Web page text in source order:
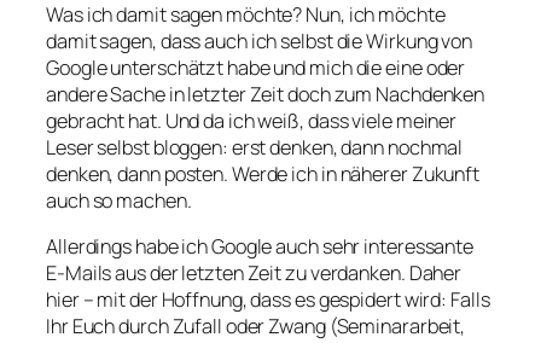
Was ich damit sagen möchte? Nun, ich möchte
damit sagen, dass auch ich selbst die Wirkung von
Google unterschätzt habe und mich die eine oder
andere Sache in letzter Zeit doch zum Nachdenken
gebracht hat. Und da ich weiß, dass viele meiner
Leser selbst bloggen: erst denken, dann nochmal
denken, dann posten. Werde ich in näherer Zukunft
auch so machen.
Allerdings habe ich Google auch sehr interessante
E-Mails aus der letzten Zeit zu verdanken. Daher
hier – mit der Hoffnung, dass es gespidert wird: Falls
Ihr Euch durch Zufall oder Zwang (Seminararbeit,